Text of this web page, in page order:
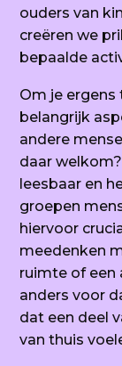
ouders van
creëren we
bepaalde
Om je ergens
belangrijk
andere
daar
leesbaar en
groepen
hiervoor
meedenken
ruimte of een
anders voor
dat een deel
van thuis